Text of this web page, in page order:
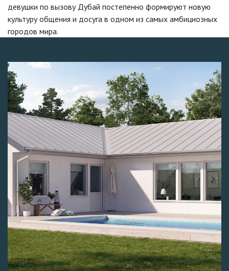
девушки по вызову Дубай постепенно формируют новую
культуру общения и досуга в одном из самых амбициозных
городов мира.